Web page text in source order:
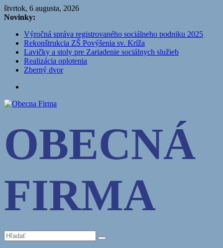
Přeskočit
na
štvrtok, 6 augusta, 2026
Novinky:
Výročná správa registrovaného sociálneho podniku 2025
Rekonštrukcia ZŠ Povýšenia sv. Kríža
Lavičky a stoly pre Zariadenie sociálnych služieb
Realizácia oplotenia
Zberný dvor
Firma
Smižianske
služby
OBECNÁ
FIRMA